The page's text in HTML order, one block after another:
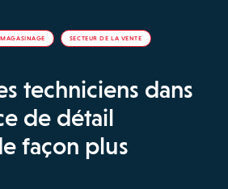
MAGASINAGE SECTEUR DE LA VENTE
techniciens dans
de détail
façon plus